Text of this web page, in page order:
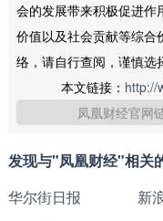
会的发展带来积极促进作
价值以及社会贡献等综合
络，请自行查阅，谨慎选
本文链接： http://
凤凰财经官网
发现与"凤凰财经"相关
华尔街日报
新